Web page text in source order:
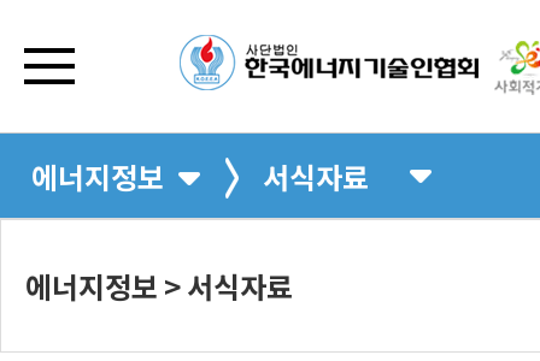
에너지정보 서식자료
에너지정보 > 서식자료